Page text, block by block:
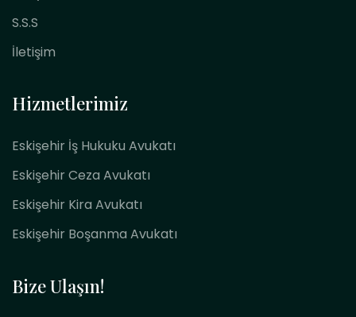
S.S.S
İletişim
Hizmetlerimiz
Eskişehir İş Hukuku Avukatı
Eskişehir Ceza Avukatı
Eskişehir Kira Avukatı
Eskişehir Boşanma Avukatı
Bize Ulaşın!